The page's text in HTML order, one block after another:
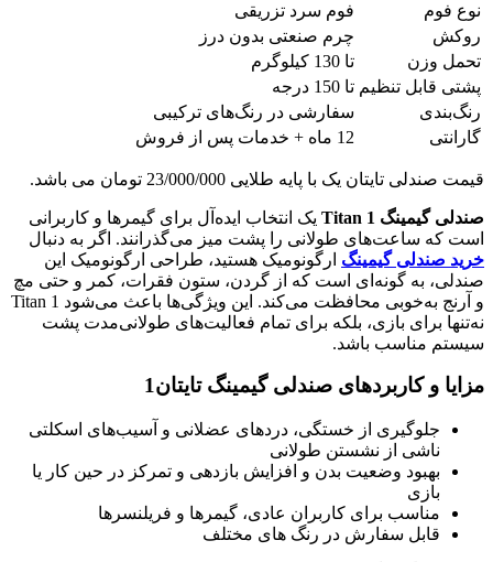
نوع فوم
فوم سرد تزریقی
روکش
چرم صنعتی بدون درز
تحمل وزن
تا 130 کیلوگرم
پشتی قابل تنظیم تا 150 درجه
رنگ‌بندی
سفارشی در رنگ‌های ترکیبی
گارانتی
12 ماه + خدمات پس از فروش
قیمت صندلی تایتان یک با پایه طلایی 23/000/000 تومان می باشد.
صندلی گیمینگ
یک انتخاب ایده‌آل برای گیمرها و کاربرانی
است که ساعت‌های طولانی را پشت میز می‌گذرانند. اگر به دنبال
خرید صندلی گیمینگ ارگونومیک هستید، طراحی ارگونومیک این
صندلی، به گونه‌ای است که از گردن، ستون فقرات، کمر و حتی مچ
و آرنج به‌خوبی محافظت می‌کند. این ویژگی‌ها باعث می‌شود Titan 1
نه‌تنها برای بازی، بلکه برای تمام فعالیت‌های طولانی‌مدت پشت
سیستم مناسب باشد.
مزایا و کاربردهای صندلی گیمینگ تایتان1
جلوگیری از خستگی، دردهای عضلانی و آسیب‌های اسکلتی
ناشی از نشستن طولانی
بهبود وضعیت بدن و افزایش بازدهی و تمرکز در حین کار یا
بازی
مناسب برای کاربران عادی، گیمرها و فریلنسرها
قابل سفارش در رنگ های مختلف